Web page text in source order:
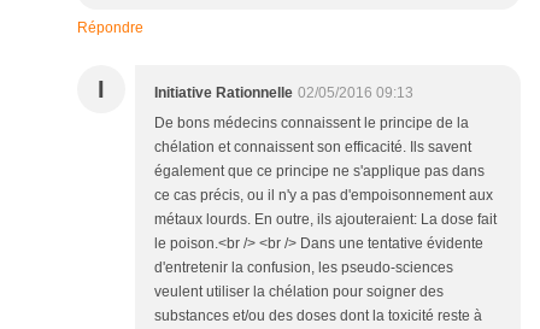
Répondre
I Initiative Rationnelle 02/05/2016 09:13
De bons médecins connaissent le principe de la
chélation et connaissent son efficacité. Ils savent
également que ce principe ne s'applique pas dans
ce cas précis, ou il n'y a pas d'empoisonnement aux
métaux lourds. En outre, ils ajouteraient: La dose fait
le poison.<br /> <br /> Dans une tentative évidente
d'entretenir la confusion, les pseudo-sciences
veulent utiliser la chélation pour soigner des
substances et/ou des doses dont la toxicité reste à